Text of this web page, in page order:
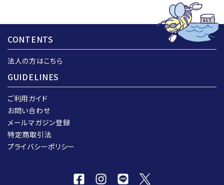
CONTENTS
法人の方はこちら
GUIDELINES
ご利用ガイド
お問い合わせ
メールマガジン登録
特定商取引法
プライバシーポリシー